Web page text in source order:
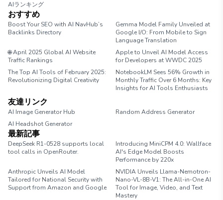
AIランキング
おすすめ
Boost Your SEO with AI NavHub’s
Backlinks Directory
Gemma Model Family Unveiled at
Google I/O: From Mobile to Sign
Language Translation
🌐 April 2025 Global AI Website
Traffic Rankings
Apple to Unveil AI Model Access
for Developers at WWDC 2025
The Top AI Tools of February 2025:
Revolutionizing Digital Creativity
NotebookLM Sees 56% Growth in
Monthly Traffic Over 6 Months: Key
Insights for AI Tools Enthusiasts
友達リンク
AI Image Generator Hub
Random Address Generator
AI Headshot Generator
最新記事
DeepSeek R1-0528 supports local
tool calls in OpenRouter.
Introducing MiniCPM 4.0: Wallface
AI's Edge Model Boosts
Performance by 220x
Anthropic Unveils AI Model
Tailored for National Security with
Support from Amazon and Google
NVIDIA Unveils Llama-Nemotron-
Nano-VL-8B-V1: The All-in-One AI
Tool for Image, Video, and Text
Mastery